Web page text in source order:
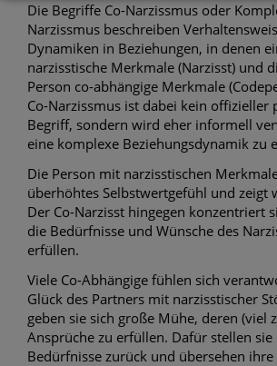
Die Begriffe Co-Narzissmus oder
Narzissmus beschreiben
Dynamiken in Beziehungen, in denen
narzisstische Merkmale (Narzisst) und
Person co-abhängige Merkmale
Co-Narzissmus ist dabei kein offizieller
Begriff, sondern wird eher informell
eine komplexe Beziehungsdynamik zu
Die Person mit narzisstischen
überhöhtes Selbstwertgefühl und zeigt
Der Co-Narzisst hingegen konzentriert
die Bedürfnisse und Wünsche des
erfüllen.
Viele Co-Abhängige fühlen sich
Glück des Partners mit narzisstischer
geben sie sich große Mühe, deren (viel
Ansprüche zu erfüllen. Dafür stellen sie
Bedürfnisse zurück und übersehen ihre